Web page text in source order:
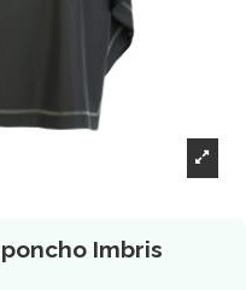
Imbris